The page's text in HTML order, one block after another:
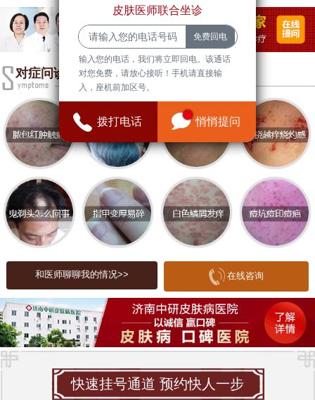
论进行调理。
一、黄褐斑的中医病因
在中医观点中，黄褐斑的形成主要与肝肾不足、气
滞血瘀、痰湿蕴结等因素有关。具体分析如下：
1. 肝肾不足
肝主藏血，肾主灌注，两者功能失调时，血液运行
不畅，气血不足，容易导致皮肤出现斑点。尤其是
女性更易受到月经不调、劳损过重等因素的影响，
导致肝肾虚弱，色素沉着。
2. 气滞血瘀
久而久之形成斑点。情绪抑郁、焦虑等情志失调问
题，容易引发肝气郁结，进一步加重气滞血瘀的状
态。
3. 痰湿蕴结
痰湿停滞于体内，会影响脾胃功能，导致毒素代谢
不畅，皮肤排毒能力下降，色素沉着物质堆积，形
对症问诊
和医师聊聊我的情况>> 在线咨询
快速挂号通道 预约快人一步
皮肤医师联合坐诊
输入您的电话，我们将立即回电。该通话
对您免费，请放心接听！手机请直接输
入，座机前加区号。
拨打电话 悄悄提问